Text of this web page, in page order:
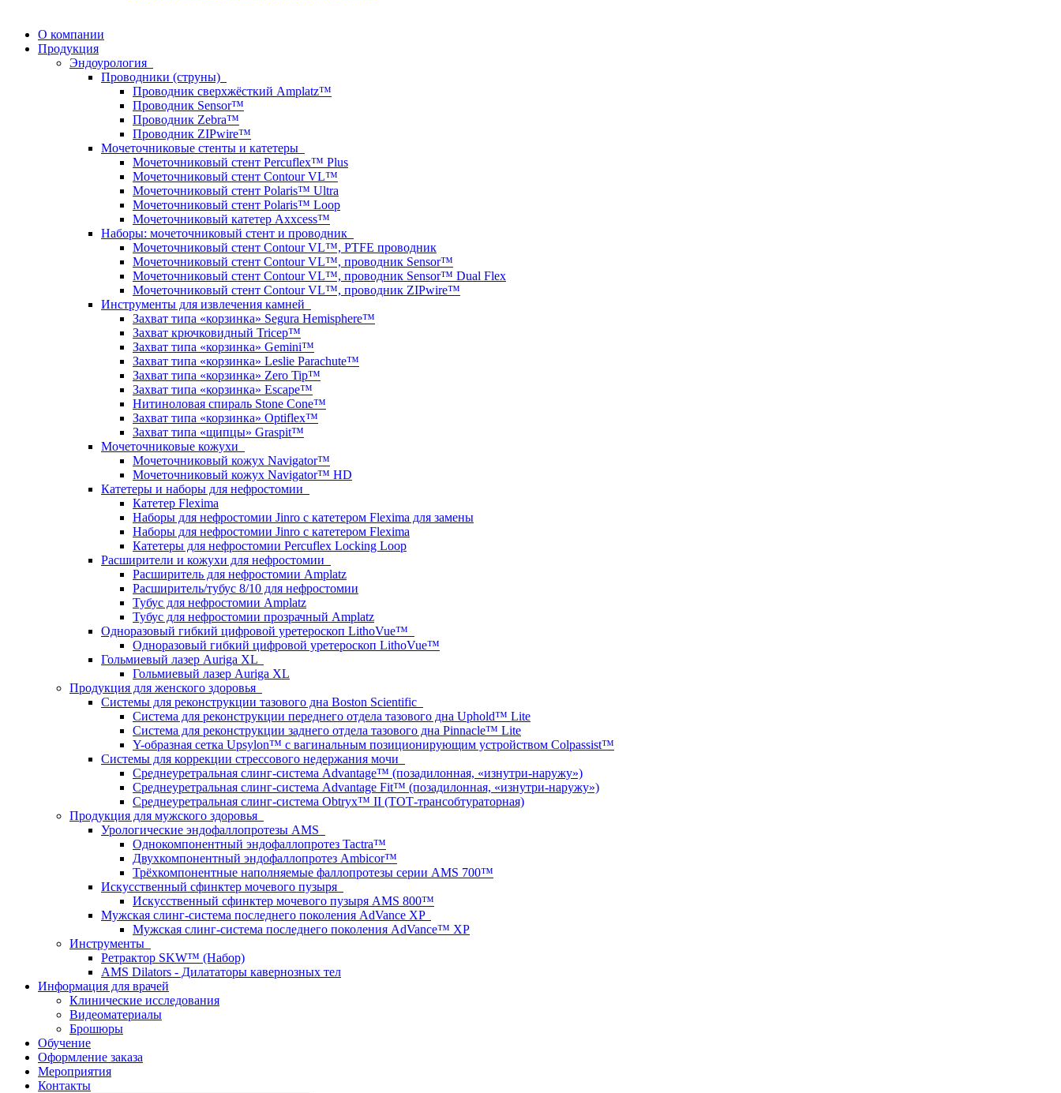
О компании
Продукция
Эндоурология
Проводники (струны)
Проводник сверхжёсткий Amplatz™
Проводник Sensor™
Проводник Zebra™
Проводник ZIPwire™
Мочеточниковые стенты и катетеры
Мочеточниковый стент Percuflex™ Plus
Мочеточниковый стент Contour VL™
Мочеточниковый стент Polaris™ Ultra
Мочеточниковый стент Polaris™ Loop
Мочеточниковый катетер Axxcess™
Наборы: мочеточниковый стент и проводник
Мочеточниковый стент Contour VL™, PTFE проводник
Мочеточниковый стент Contour VL™, проводник Sensor™
Мочеточниковый стент Contour VL™, проводник Sensor™ Dual Flex
Мочеточниковый стент Contour VL™, проводник ZIPwire™
Инструменты для извлечения камней
Захват типа «корзинка» Segura Hemisphere™
Захват крючковидный Tricep™
Захват типа «корзинка» Gemini™
Захват типа «корзинка» Leslie Parachute™
Захват типа «корзинка» Zero Tip™
Захват типа «корзинка» Escape™
Нитиноловая спираль Stone Cone™
Захват типа «корзинка» Optiflex™
Захват типа «щипцы» Graspit™
Мочеточниковые кожухи
Мочеточниковый кожух Navigator™
Мочеточниковый кожух Navigator™ HD
Катетеры и наборы для нефростомии
Катетер Flexima
Наборы для нефростомии Jinro с катетером Flexima для замены
Наборы для нефростомии Jinro с катетером Flexima
Катетеры для нефростомии Percuflex Locking Loop
Расширители и кожухи для нефростомии
Расширитель для нефростомии Amplatz
Расширитель/тубус 8/10 для нефростомии
Тубус для нефростомии Amplatz
Тубус для нефростомии прозрачный Amplatz
Одноразовый гибкий цифровой уретероскоп LithoVue™
Одноразовый гибкий цифровой уретероскоп LithoVue™
Гольмиевый лазер Auriga XL
Гольмиевый лазер Auriga XL
Продукция для женского здоровья
Системы для реконструкции тазового дна Boston Scientific
Система для реконструкции переднего отдела тазового дна Uphold™ Lite
Система для реконструкции заднего отдела тазового дна Pinnacle™ Lite
Y-образная сетка Upsylon™ с вагинальным позиционирующим устройством Colpassist™
Системы для коррекции стрессового недержания мочи
Среднеуретральная слинг-система Advantage™ (позадилонная, «изнутри-наружу»)
Среднеуретральная слинг-система Advantage Fit™ (позадилонная, «изнутри-наружу»)
Среднеуретральная слинг-система Obtryx™ II (ТОТ-трансобтураторная)
Продукция для мужского здоровья
Урологические эндофаллопротезы AMS
Однокомпонентный эндофаллопротез Tactra™
Двухкомпонентный эндофаллопротез Ambicor™
Трёхкомпонентные наполняемые фаллопротезы серии AMS 700™
Искусственный сфинктер мочевого пузыря
Искусственный сфинктер мочевого пузыря AMS 800™
Мужская слинг-система последнего поколения AdVance XP
Мужская слинг-система последнего поколения AdVance™ XP
Инструменты
Ретрактор SKW™ (Набор)
AMS Dilators - Дилататоры кавернозных тел
Информация для врачей
Клинические исследования
Видеоматериалы
Брошюры
Обучение
Оформление заказа
Мероприятия
Контакты